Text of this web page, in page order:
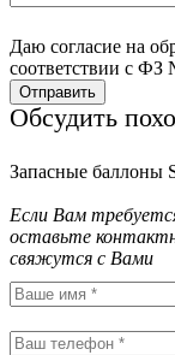
Даю согласие на
соответствии с ФЗ
Отправить
Обсудить
Запасные баллоны
Если Вам
оставьте
свяжутся с Вами